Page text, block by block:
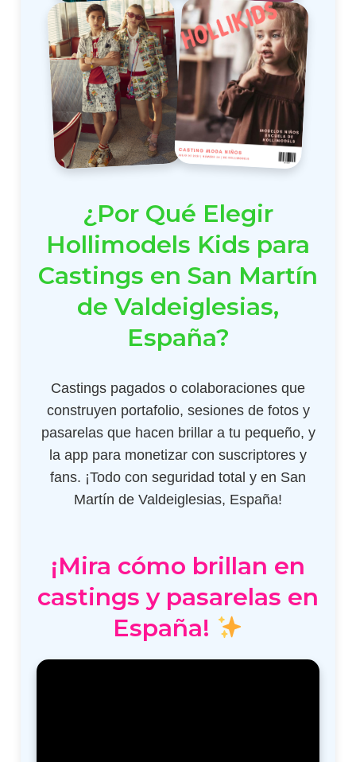
¿Por Qué Elegir
Hollimodels Kids para
Castings en San Martín
de Valdeiglesias,
España?
Castings pagados o colaboraciones que
construyen portafolio, sesiones de fotos y
pasarelas que hacen brillar a tu pequeño, y
la app para monetizar con suscriptores y
fans. ¡Todo con seguridad total y en San
Martín de Valdeiglesias, España!
¡Mira cómo brillan en
castings y pasarelas en
España!